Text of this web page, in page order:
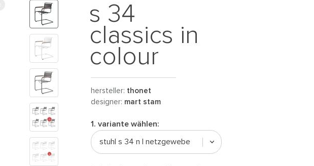
s 34
classics in
colour
hersteller: thonet
designer: mart stam
1. variante wählen:
stuhl s 34 n | netzgewebe